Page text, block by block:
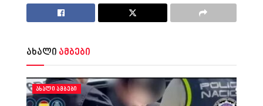
ახალი ამბები
ᲐᲮᲐᲚᲘ ᲐᲛᲑᲔᲑᲘ